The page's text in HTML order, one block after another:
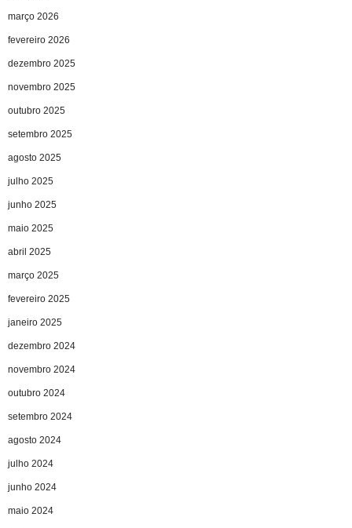
março 2026
fevereiro 2026
dezembro 2025
novembro 2025
outubro 2025
setembro 2025
agosto 2025
julho 2025
junho 2025
maio 2025
abril 2025
março 2025
fevereiro 2025
janeiro 2025
dezembro 2024
novembro 2024
outubro 2024
setembro 2024
agosto 2024
julho 2024
junho 2024
maio 2024